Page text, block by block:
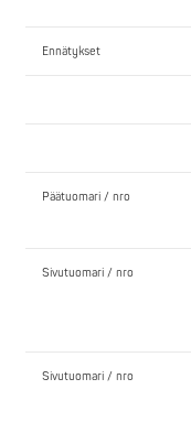
Ennätykset
Päätuomari / nro
Sivutuomari / nro
Sivutuomari / nro